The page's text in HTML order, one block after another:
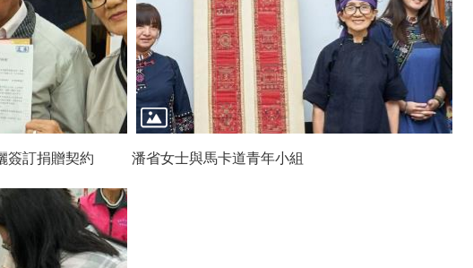
簽訂捐贈契約 潘省女士與馬卡道青年小組